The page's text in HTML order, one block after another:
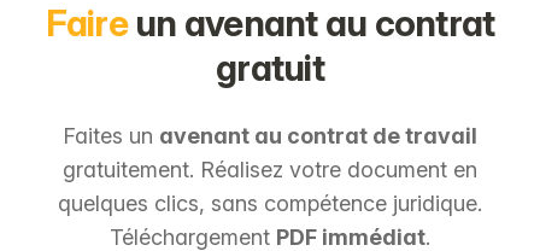
Faireun avenant au contrat
gratuit
Faites un avenant au contrat de travail
gratuitement. Réalisez votre document en
quelques clics, sans compétence juridique.
Téléchargement PDF immédiat.